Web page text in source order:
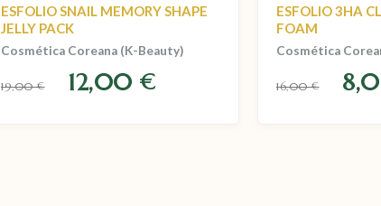
ESFOLIO SNAIL MEMORY SHAPE
JELLY PACK
Cosmética Coreana (K-Beauty)
19,00€ 12,00 €
ESFOLIO 3HA
FOAM
Cosmética
16,00€